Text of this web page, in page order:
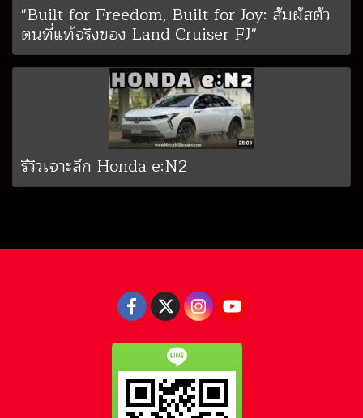
"Built for Freedom, Built for Joy: สัมผัสตัว
ตนที่แท้จริงของ Land Cruiser FJ"
รีวิวเจาะลึก Honda e:N2